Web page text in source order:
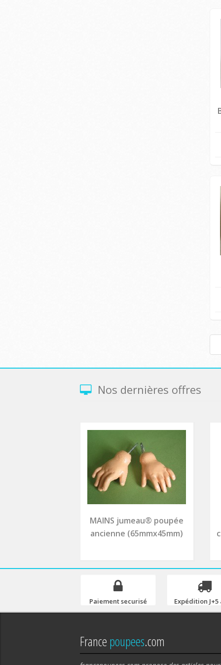
Nos dernières offres
MAINS jumeau® poupée
ancienne (65mmx45mm)
Paiement securisé Expédition J+5
Francepoupees.com